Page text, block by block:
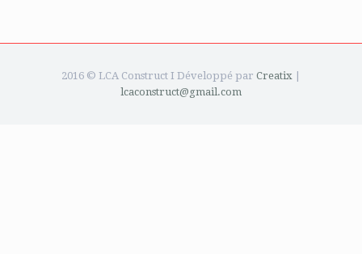
2016 © LCA Construct I Développé par Creatix
lcaconstruct@gmail.com